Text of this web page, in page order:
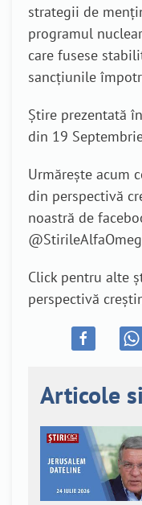
strategii de
programul
care fusese
sancțiunile
Știre prezentată
din 19
Urmărește acum
din perspectivă
noastră de
Click pentru alte
perspectivă
Articole